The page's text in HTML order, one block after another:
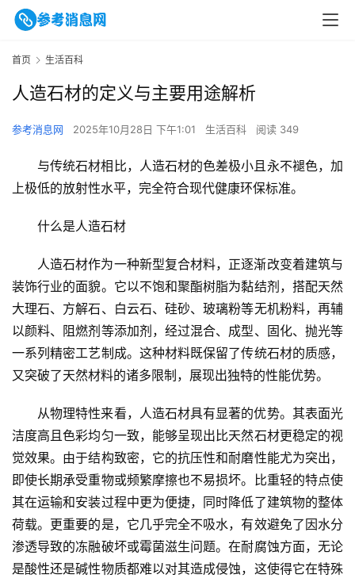
首页 生活百科
人造石材的定义与主要用途解析
参考消息网 2025年10月28日 下午1:01 生活百科 阅读 349
与传统石材相比，人造石材的色差极小且永不褪色，加
上极低的放射性水平，完全符合现代健康环保标准。
什么是人造石材
人造石材作为一种新型复合材料，正逐渐改变着建筑与
装饰行业的面貌。它以不饱和聚酯树脂为黏结剂，搭配天然
大理石、方解石、白云石、硅砂、玻璃粉等无机粉料，再辅
以颜料、阻燃剂等添加剂，经过混合、成型、固化、抛光等
一系列精密工艺制成。这种材料既保留了传统石材的质感，
又突破了天然材料的诸多限制，展现出独特的性能优势。
从物理特性来看，人造石材具有显著的优势。其表面光
洁度高且色彩均匀一致，能够呈现出比天然石材更稳定的视
觉效果。由于结构致密，它的抗压性和耐磨性能尤为突出，
即使长期承受重物或频繁摩擦也不易损坏。比重轻的特点使
其在运输和安装过程中更为便捷，同时降低了建筑物的整体
荷载。更重要的是，它几乎完全不吸水，有效避免了因水分
渗透导致的冻融破坏或霉菌滋生问题。在耐腐蚀方面，无论
是酸性还是碱性物质都难以对其造成侵蚀，这使得它在特殊